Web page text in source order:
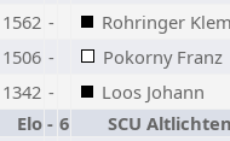
1562 -
Rohringer
1506 -
Pokorny Franz
1342 -
Loos Johann
Elo - 6
SCU